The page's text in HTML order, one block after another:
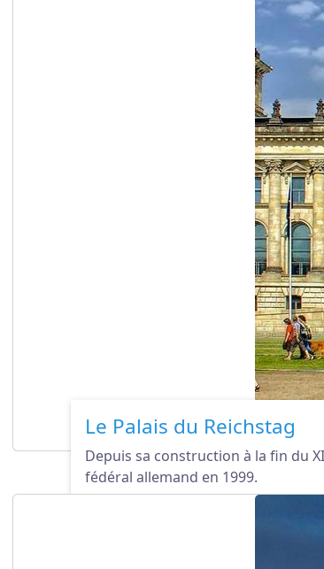
Le Palais du Reichstag
Depuis sa construction à la fin du
fédéral allemand en 1999.